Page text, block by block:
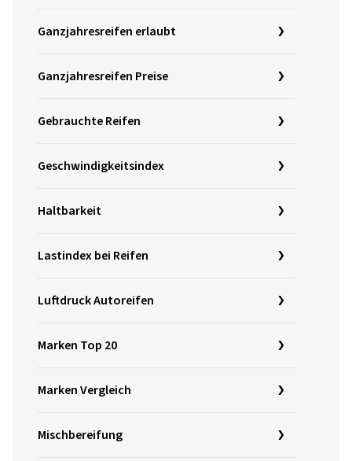
Ganzjahresreifen erlaubt
Ganzjahresreifen Preise
Gebrauchte Reifen
Geschwindigkeitsindex
Haltbarkeit
Lastindex bei Reifen
Luftdruck Autoreifen
Marken Top 20
Marken Vergleich
Mischbereifung